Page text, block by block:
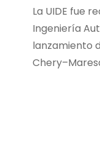
La UIDE fue
Ingeniería
lanzamiento